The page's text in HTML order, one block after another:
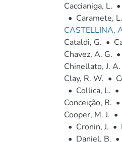
Caccianiga, L. •
• Caramete, L.
CASTELLINA,
Cataldi, G. •
Chavez, A. G. •
Chinellato, J. A.
Clay, R. W. •
• Collica, L. •
Conceição, R. •
Cooper, M. J. •
• Cronin, J. •
• Daniel, B. •